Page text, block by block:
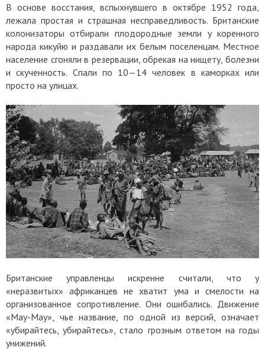
В основе восстания, вспыхнувшего в октябре 1952 года,
лежала простая и страшная несправедливость. Британские
колонизаторы отбирали плодородные земли у коренного
народа кикуйю и раздавали их белым поселенцам. Местное
население сгоняли в резервации, обрекая на нищету, болезни
и скученность. Спали по 10—14 человек в каморках или
просто на улицах.
Британские управленцы искренне считали, что у
«неразвитых» африканцев не хватит ума и смелости на
организованное сопротивление. Они ошибались. Движение
«Мау-Мау», чье название, по одной из версий, означает
«убирайтесь, убирайтесь», стало грозным ответом на годы
унижений.